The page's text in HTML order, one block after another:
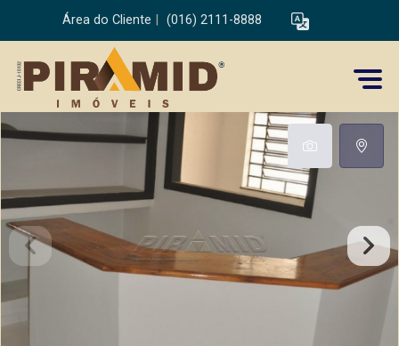
Área do Cliente (016) 2111-8888